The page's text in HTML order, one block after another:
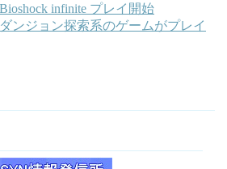
Bioshock infinite プレイ開始
ダンジョン探索系のゲームがプレイ